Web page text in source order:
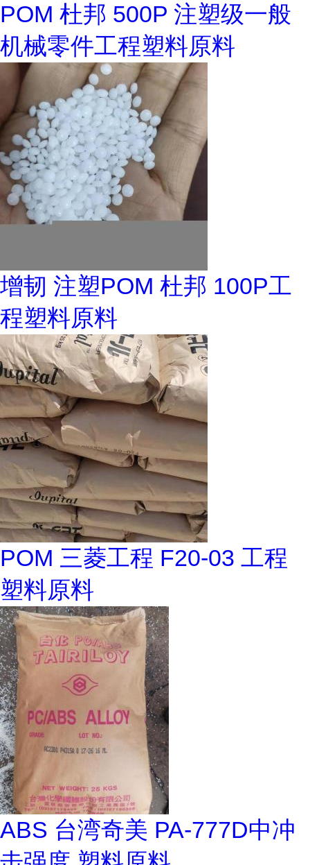
POM 杜邦 500P 注塑级一般
机械零件工程塑料原料
增韧 注塑POM 杜邦 100P工
程塑料原料
POM 三菱工程 F20-03 工程
塑料原料
ABS 台湾奇美 PA-777D中冲